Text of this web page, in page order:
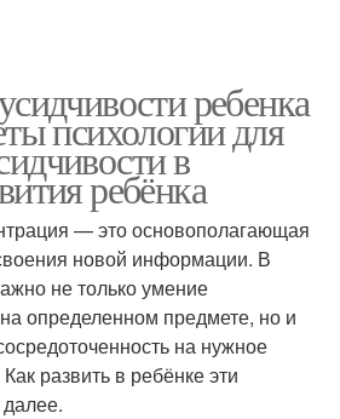
ребенка
психологии для
в
ребёнка
— это основополагающая
новой информации. В
не только умение
определенном предмете, но и
на нужное
развить в ребёнке эти